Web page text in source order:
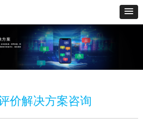
价解决方案咨询